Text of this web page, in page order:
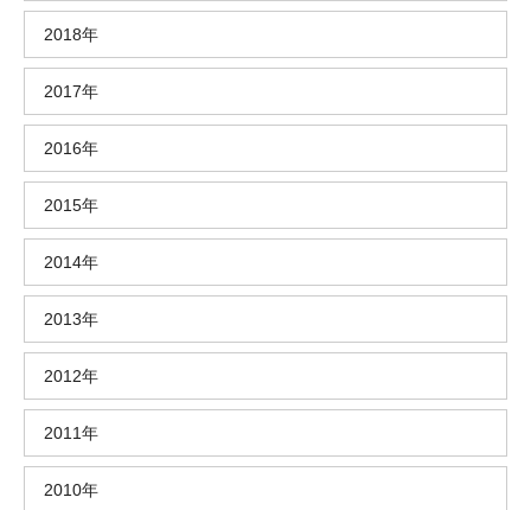
2018年
2017年
2016年
2015年
2014年
2013年
2012年
2011年
2010年